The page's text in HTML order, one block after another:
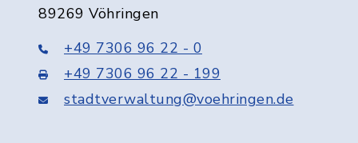
89269 Vöhringen
+49 7306 96 22 - 0
+49 7306 96 22 - 199
stadtverwaltung@voehringen.de